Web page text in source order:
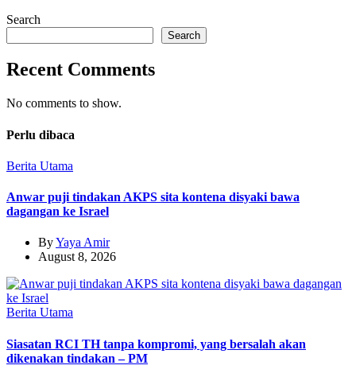
Search
Search
Recent Comments
No comments to show.
Perlu dibaca
Berita Utama
Anwar puji tindakan AKPS sita kontena disyaki bawa
dagangan ke Israel
ByYaya Amir
August 8, 2026
Berita Utama
Siasatan RCI TH tanpa kompromi, yang bersalah akan
dikenakan tindakan – PM